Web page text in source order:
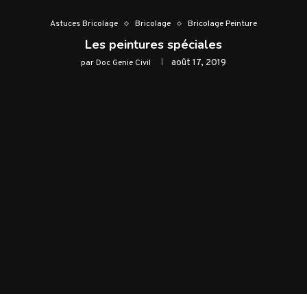
Astuces Bricolage Bricolage Bricolage Peinture
Les peintures spéciales
parDoc Genie Civil août 17, 2019